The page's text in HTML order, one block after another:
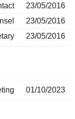
23/05/2016
23/05/2016
23/05/2016
01/10/2023